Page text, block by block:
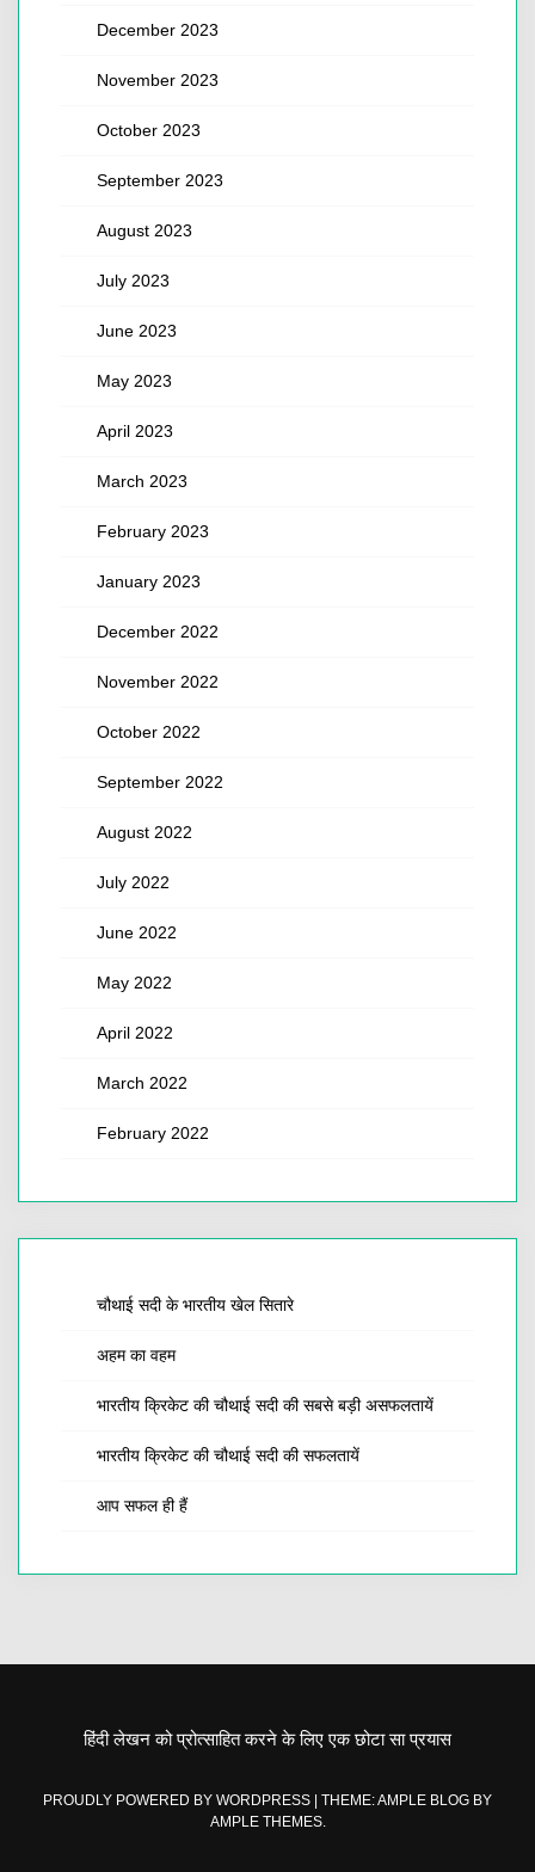
December 2023
November 2023
October 2023
September 2023
August 2023
July 2023
June 2023
May 2023
April 2023
March 2023
February 2023
January 2023
December 2022
November 2022
October 2022
September 2022
August 2022
July 2022
June 2022
May 2022
April 2022
March 2022
February 2022
चौथाई सदी के भारतीय खेल सितारे
अहम का वहम
भारतीय क्रिकेट की चौथाई सदी की सबसे बड़ी असफलतायें
भारतीय क्रिकेट की चौथाई सदी की सफलतायें
आप सफल ही हैं
हिंदी लेखन को प्रोत्साहित करने के लिए एक छोटा सा प्रयास
PROUDLY POWERED BY WORDPRESS
THEME: AMPLE BLOG BY
AMPLE THEMES.